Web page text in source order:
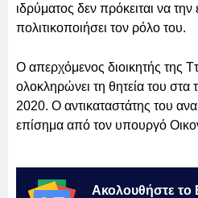
ιδρύματος δεν πρόκειται να την
πολιτικοποιήσει τον ρόλο του.
Ο απερχόμενος διοικητής της
ολοκληρώνει τη θητεία του στα
2020. Ο αντικαταστάτης του
επίσημα από τον υπουργό
Ακολουθήστε το